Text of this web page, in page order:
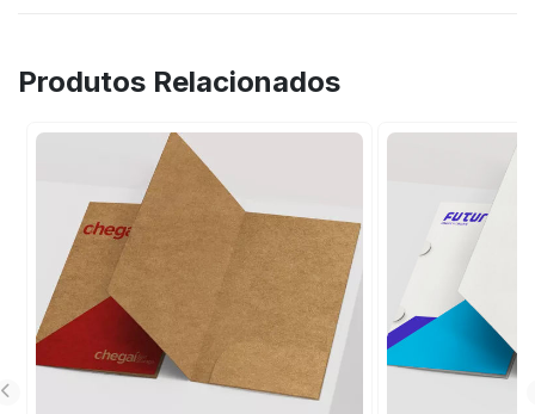
Produtos Relacionados